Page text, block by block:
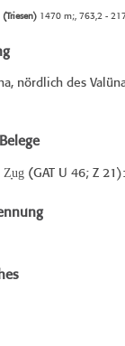
(Triesen)1470 m;, 763,2 -
nördlich des
Z̞ug(GAT U 46; Z